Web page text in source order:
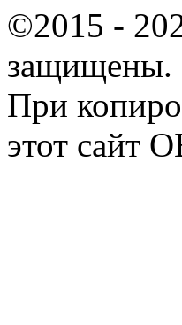
©2015 -
защищены.
При
этот сайт